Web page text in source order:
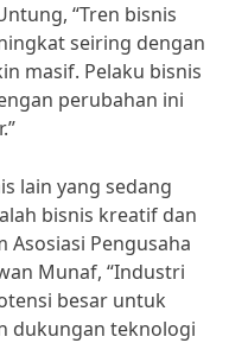
“Tren bisnis
seiring dengan
masif. Pelaku bisnis
perubahan ini
lain yang sedang
bisnis kreatif dan
Pengusaha
Munaf, “Industri
besar untuk
dukungan teknologi